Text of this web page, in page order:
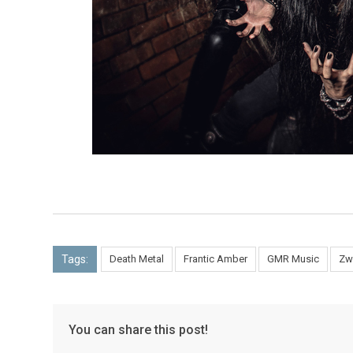
Tags: Death Metal Frantic Amber GMR Music
You can share this post!